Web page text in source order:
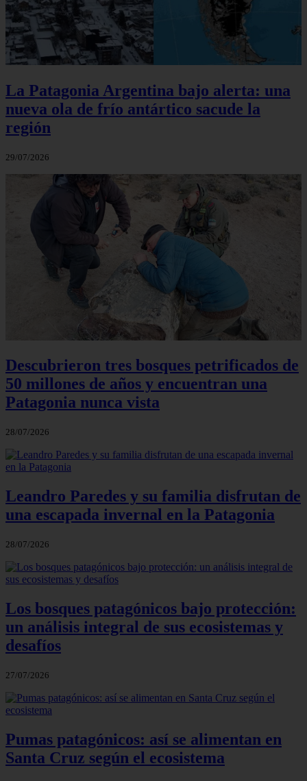
La Patagonia Argentina bajo alerta: una
nueva ola de frío antártico sacude la
región
29/07/2026
Descubrieron tres bosques petrificados de
50 millones de años y encuentran una
Patagonia nunca vista
28/07/2026
Leandro Paredes y su familia disfrutan de
una escapada invernal en la Patagonia
28/07/2026
Los bosques patagónicos bajo protección:
un análisis integral de sus ecosistemas y
desafíos
27/07/2026
Pumas patagónicos: así se alimentan en
Santa Cruz según el ecosistema